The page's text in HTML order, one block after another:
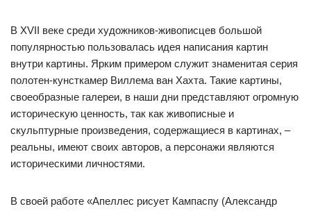
В XVII веке среди художников-живописцев большой
популярностью пользовалась идея написания картин
внутри картины. Ярким примером служит знаменитая серия
полотен-кунсткамер Виллема ван Хахта. Такие картины,
своеобразные галереи, в наши дни представляют огромную
историческую ценность, так как живописные и
скульптурные произведения, содержащиеся в картинах, –
реальны, имеют своих авторов, а персонажи являются
историческими личностями.
В своей работе «Апеллес рисует Кампаспу (Александр